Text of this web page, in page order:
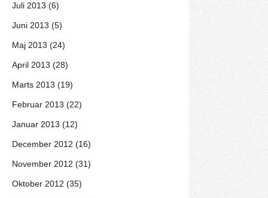
Juli 2013 (6)
Juni 2013 (5)
Maj 2013 (24)
April 2013 (28)
Marts 2013 (19)
Februar 2013 (22)
Januar 2013 (12)
December 2012 (16)
November 2012 (31)
Oktober 2012 (35)